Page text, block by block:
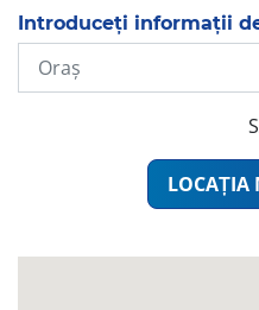
Introduceți informații
LOCAȚIA